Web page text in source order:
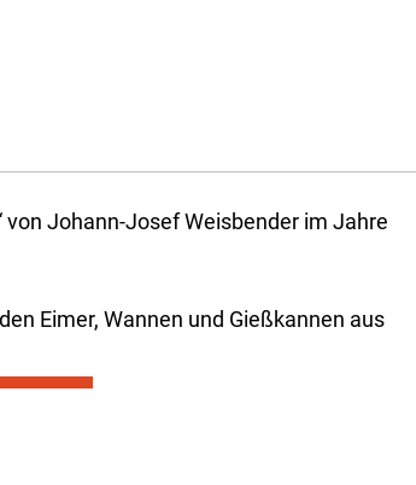
von Johann-Josef Weisbender im Jahre
Eimer, Wannen und Gießkannen aus